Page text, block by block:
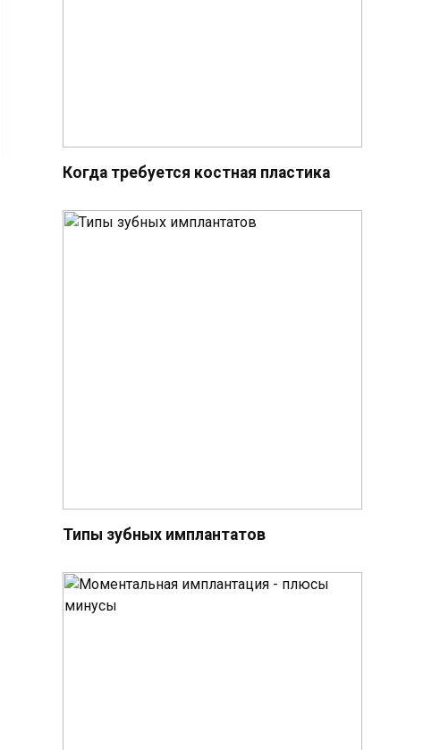
Когда требуется костная пластика
Типы зубных имплантатов